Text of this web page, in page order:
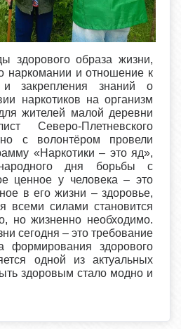
здорового образа жизни,
наркомании и отношение к
закрепления знаний о
наркотиков на организм
жителей малой деревни
Северо-Плетневского
с волонтёром провели
«Наркотики – это яд»,
дня борьбы с
ценное у человека – это
в его жизни – здоровье,
всеми силами становится
но жизненно необходимо.
сегодня – это требование
формирования здорового
одной из актуальных
здоровым стало модно и